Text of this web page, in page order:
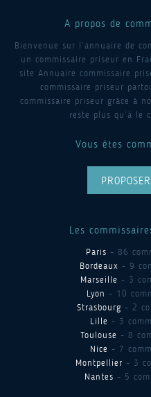
A propos de
Bienvenue sur l’annuaire de
un commissaire priseur en
site Annuaire commissaire
commissaire priseur
commissaire priseur grâce à
reste plus qu’à le
Vous êtes
Les
Paris - 86
Bordeaux - 9
Marseille - 3
Lyon - 10
Strasbourg - 2
Lille - 3
Toulouse - 8
Nice - 7
Montpellier - 3
Nantes - 5